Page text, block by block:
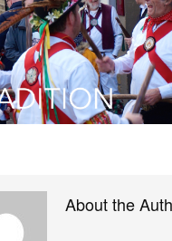
About the